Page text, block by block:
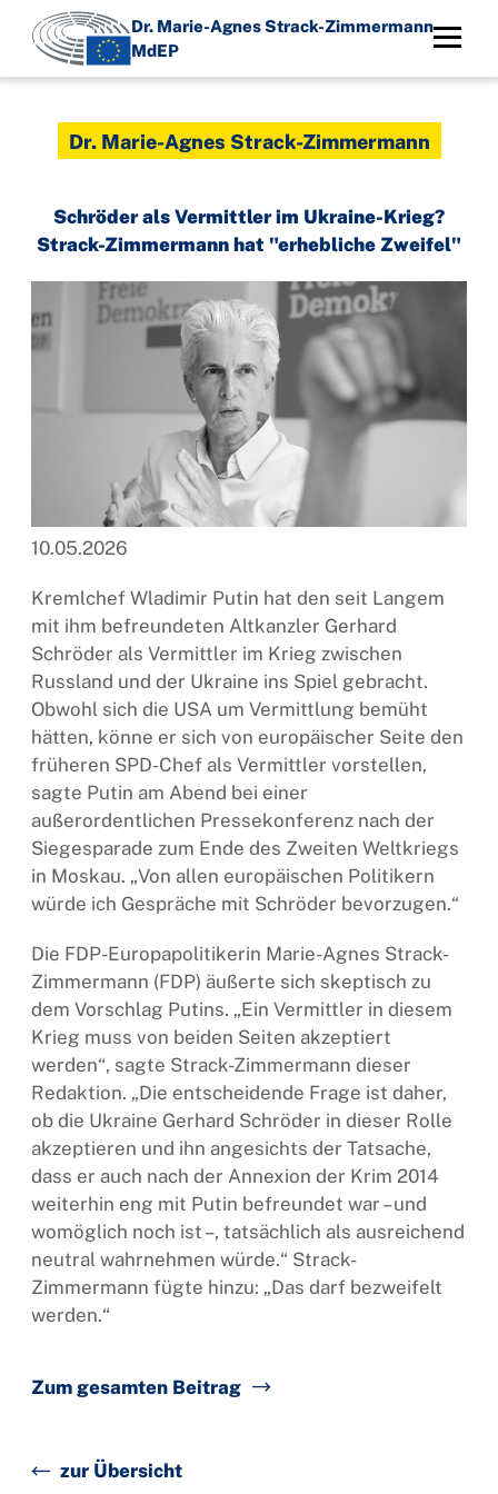
Direkt
zum
Dr. Marie-Agnes Strack-Zimmermann
MdEP
Dr. Marie-Agnes Strack-Zimmermann
Schröder als Vermittler im Ukraine-Krieg?
Strack-Zimmermann hat "erhebliche Zweifel"
10.05.2026
Kremlchef Wladimir Putin hat den seit Langem
mit ihm befreundeten Altkanzler Gerhard
Schröder als Vermittler im Krieg zwischen
Russland und der Ukraine ins Spiel gebracht.
Obwohl sich die USA um Vermittlung bemüht
hätten, könne er sich von europäischer Seite den
früheren SPD-Chef als Vermittler vorstellen,
sagte Putin am Abend bei einer
außerordentlichen Pressekonferenz nach der
Siegesparade zum Ende des Zweiten Weltkriegs
in Moskau. „Von allen europäischen Politikern
würde ich Gespräche mit Schröder bevorzugen.“
Die FDP-Europapolitikerin Marie-Agnes Strack-
Zimmermann (FDP) äußerte sich skeptisch zu
dem Vorschlag Putins. „Ein Vermittler in diesem
Krieg muss von beiden Seiten akzeptiert
werden“, sagte Strack-Zimmermann dieser
Redaktion. „Die entscheidende Frage ist daher,
ob die Ukraine Gerhard Schröder in dieser Rolle
akzeptieren und ihn angesichts der Tatsache,
dass er auch nach der Annexion der Krim 2014
weiterhin eng mit Putin befreundet war – und
womöglich noch ist –, tatsächlich als ausreichend
neutral wahrnehmen würde.“ Strack-
Zimmermann fügte hinzu: „Das darf bezweifelt
werden.“
Zum gesamten Beitrag
zur Übersicht